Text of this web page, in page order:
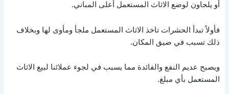
أو يلجاون لوضع الاثاث المستعمل أعلى المباني.
فأولاً تبدأ الحشرات تاخذ الاثاث المستعمل ملجأ ومأوى لها وبخلاف
ذلك تسبب في ضيق المكان.
ويصبح عديم النفع والفائدة مما يسبب في لجوء عملائنا لبيع الاثاث
المستعمل بأي مبلغ.